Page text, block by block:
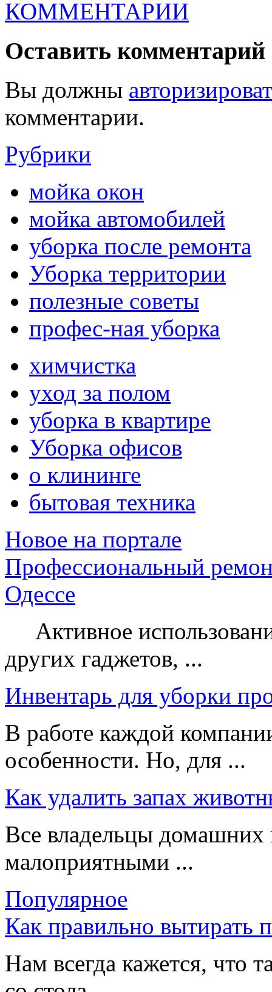
КОММЕНТАРИИ
Оставить комментарий
Вы должны
комментарии.
Рубрики
мойка окон
мойка автомобилей
уборка после ремонта
Уборка территории
полезные советы
профес-ная уборка
химчистка
уход за полом
уборка в квартире
Уборка офисов
о клининге
бытовая техника
Новое на портале
Профессиональный
Одессе
Активное
других гаджетов, ...
Инвентарь для уборки
В работе каждой
особенности. Но, для ...
Как удалить запах
Все владельцы домашних
малоприятными ...
Популярное
Как правильно вытирать
Нам всегда кажется, что